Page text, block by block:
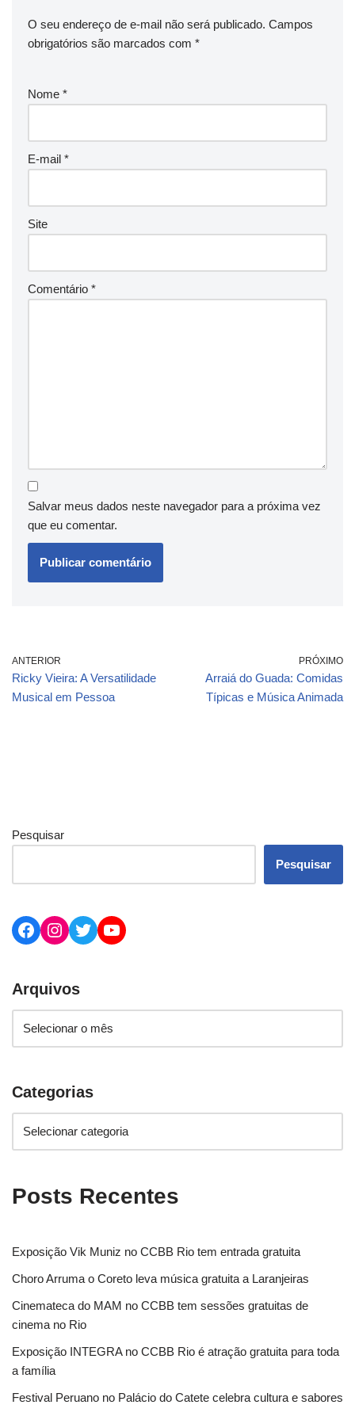
O seu endereço de e-mail não será publicado. Campos
obrigatórios são marcados com *
Nome *
E-mail *
Site
Comentário *
Salvar meus dados neste navegador para a próxima vez
que eu comentar.
ANTERIOR
Ricky Vieira: A Versatilidade
Musical em Pessoa
PRÓXIMO
Arraiá do Guada: Comidas
Típicas e Música Animada
Pesquisar
Pesquisar
Arquivos
Categorias
Posts Recentes
Exposição Vik Muniz no CCBB Rio tem entrada gratuita
Choro Arruma o Coreto leva música gratuita a Laranjeiras
Cinemateca do MAM no CCBB tem sessões gratuitas de
cinema no Rio
Exposição INTEGRA no CCBB Rio é atração gratuita para toda
a família
Festival Peruano no Palácio do Catete celebra cultura e sabores